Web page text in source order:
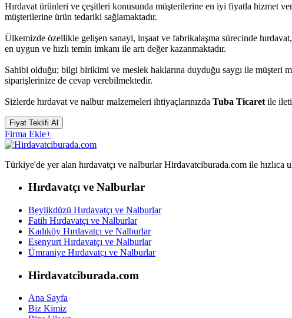
Hırdavat ürünleri ve çeşitleri konusunda müşterilerine en iyi fiyatla hizmet
müşterilerine ürün tedariki sağlamaktadır.
Ülkemizde özellikle gelişen sanayi, inşaat ve fabrikalaşma sürecinde
en uygun ve hızlı temin imkanı ile artı değer kazanmaktadır.
Sahibi olduğu; bilgi birikimi ve meslek haklarına duyduğu saygı ile müşteri
siparişlerinize de cevap verebilmektedir.
Sizlerde hırdavat ve nalbur malzemeleri ihtiyaçlarınızda Tuba Ticaret ile
Fiyat Teklifi Al
Firma Ekle+
Türkiye'de yer alan hırdavatçı ve nalburlar Hirdavatciburada.com ile
Hırdavatçı ve Nalburlar
Beylikdüzü Hırdavatçı ve Nalburlar
Fatih Hırdavatçı ve Nalburlar
Kadıköy Hırdavatçı ve Nalburlar
Esenyurt Hırdavatçı ve Nalburlar
Ümraniye Hırdavatçı ve Nalburlar
Hirdavatciburada.com
Ana Sayfa
Biz Kimiz